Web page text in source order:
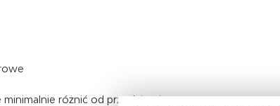
minimalnie różnić od przedstawionego wzorca